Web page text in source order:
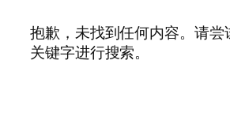
抱歉，未找到任何内容。请尝
关键字进行搜索。